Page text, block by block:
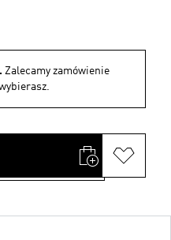
Zalecamy zamówienie